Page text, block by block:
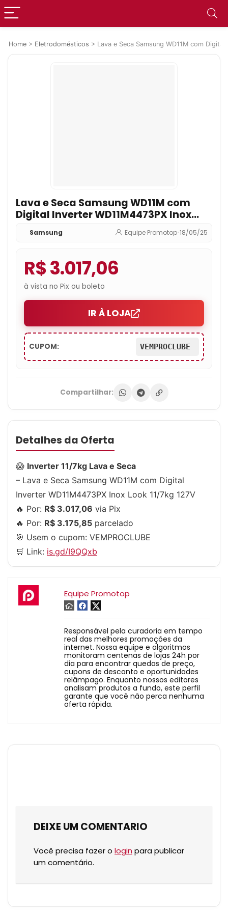
Home > Eletrodomésticos > Lava e Seca Samsung WD11M com
Lava e Seca Samsung WD11M com
Digital Inverter WD11M4473PX Inox
Samsung Equipe Promotop•18/05/25
R$ 3.017,06
à vista no Pix ou boleto
IR À LOJA
CUPOM: VEMPROCLUBE
Compartilhar:
Detalhes da Oferta
😱 Inverter 11/7kg Lava e Seca
– Lava e Seca Samsung WD11M com Digital
Inverter WD11M4473PX Inox Look 11/7kg 127V
🔥 Por: R$ 3.017,06 via Pix
🔥 Por: R$ 3.175,85 parcelado
🎯 Usem o cupom: VEMPROCLUBE
🛒 Link: is.gd/I9QQxb
Equipe Promotop
Responsável pela curadoria em tempo
real das melhores promoções da
internet. Nossa equipe e algoritmos
monitoram centenas de lojas 24h por
dia para encontrar quedas de preço,
cupons de desconto e oportunidades
relâmpago. Enquanto nossos editores
analisam produtos a fundo, este perfil
garante que você não perca nenhuma
oferta rápida.
DEIXE UM COMENTARIO
Você precisa fazer o login para publicar
um comentário.